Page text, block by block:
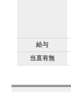
給与
当直有無